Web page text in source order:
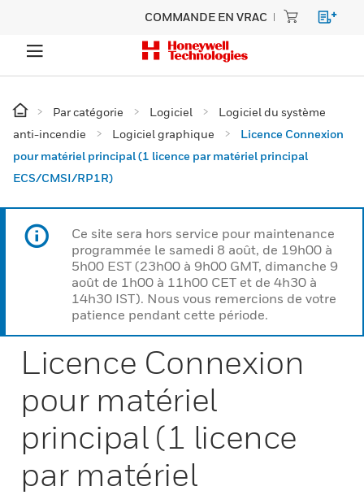
COMMANDE EN VRAC
Par catégorie Logiciel
Logiciel du système
anti-incendie
Logiciel graphique
Licence Connexion
pour matériel principal (1 licence par matériel principal
ECS/CMSI/RP1R)
Ce site sera hors service pour maintenance
programmée le samedi 8 août, de 19h00 à
5h00 EST (23h00 à 9h00 GMT, dimanche 9
août de 1h00 à 11h00 CET et de 4h30 à
14h30 IST). Nous vous remercions de votre
patience pendant cette période.
Licence Connexion
pour matériel
principal (1 licence
par matériel